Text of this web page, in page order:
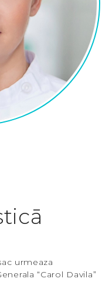
urmeaza
“Carol Davila”